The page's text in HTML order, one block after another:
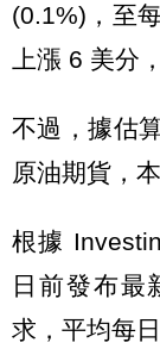
(0.1%)，至
上漲 6 美分
不過，據估
原油期貨，
根據
日前發布最
求，平均每